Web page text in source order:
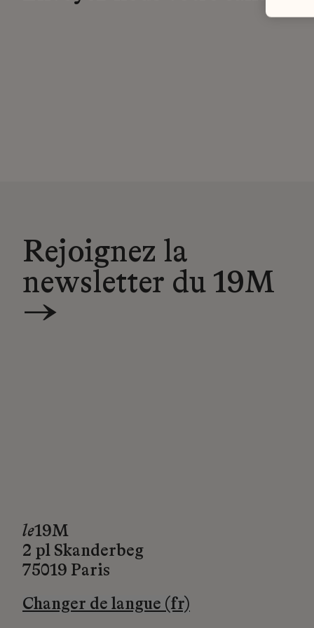
Rejoignez la
newsletter du 19M
→
le19M
2 pl Skanderbeg
75019 Paris
Changer de langue (fr)